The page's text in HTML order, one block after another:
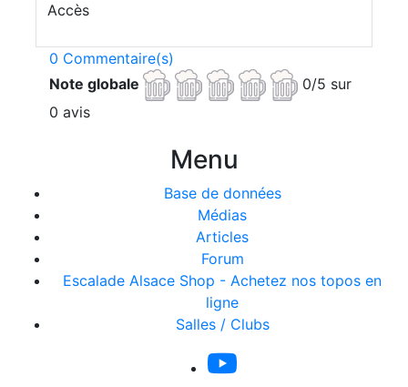
Accès
0 Commentaire(s)
Note globale
0/5 sur
0 avis
Menu
Base de données
Médias
Articles
Forum
Escalade Alsace Shop - Achetez nos topos en
ligne
Salles / Clubs